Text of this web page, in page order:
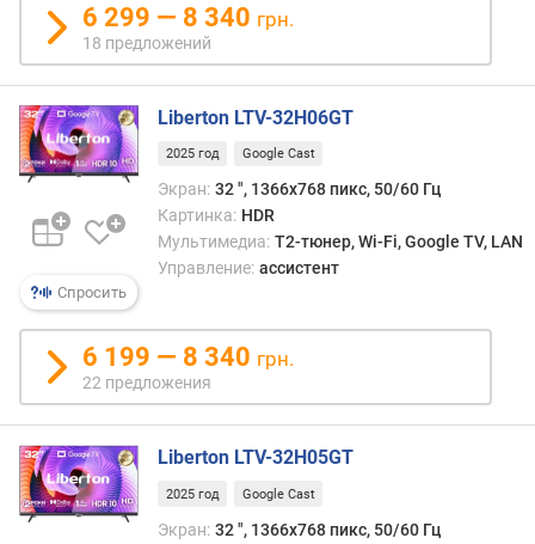
а
з
м
е
р
д
и
г
о
а
л
(
м
а
т
6 299 — 8 340 грн.
18 предложений
Спросить
Liberton LTV-32H06GT
2025 год Google Cast
Экран: 32 ", 1366x768 пикс, 50/60 Гц
Картинка: HDR
Мультимедиа: T2-тюнер, Wi-Fi, Google TV, LAN
Управление: ассистент
6 199 — 8 340 грн.
22 предложения
Liberton LTV-32H05GT
2025 год Google Cast
Экран: 32 ", 1366x768 пикс, 50/60 Гц